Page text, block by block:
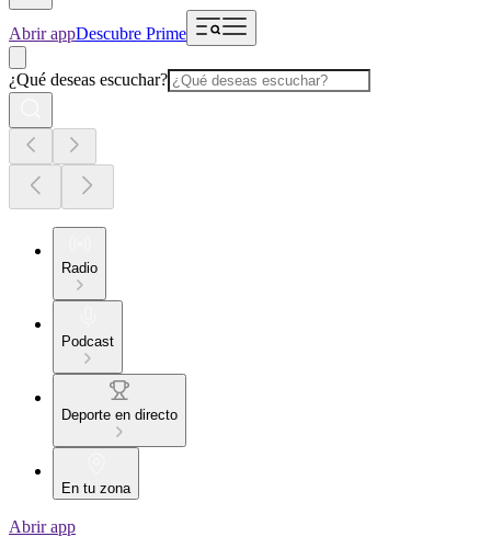
Abrir appDescubre Prime
¿Qué deseas escuchar?
Radio
Podcast
Deporte en directo
En tu zona
Abrir app